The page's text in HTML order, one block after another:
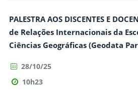
PALESTRA AOS DISCENTES E
de Relações Internacionais da
Ciências Geográficas (Geodata
28/10/25
10h23